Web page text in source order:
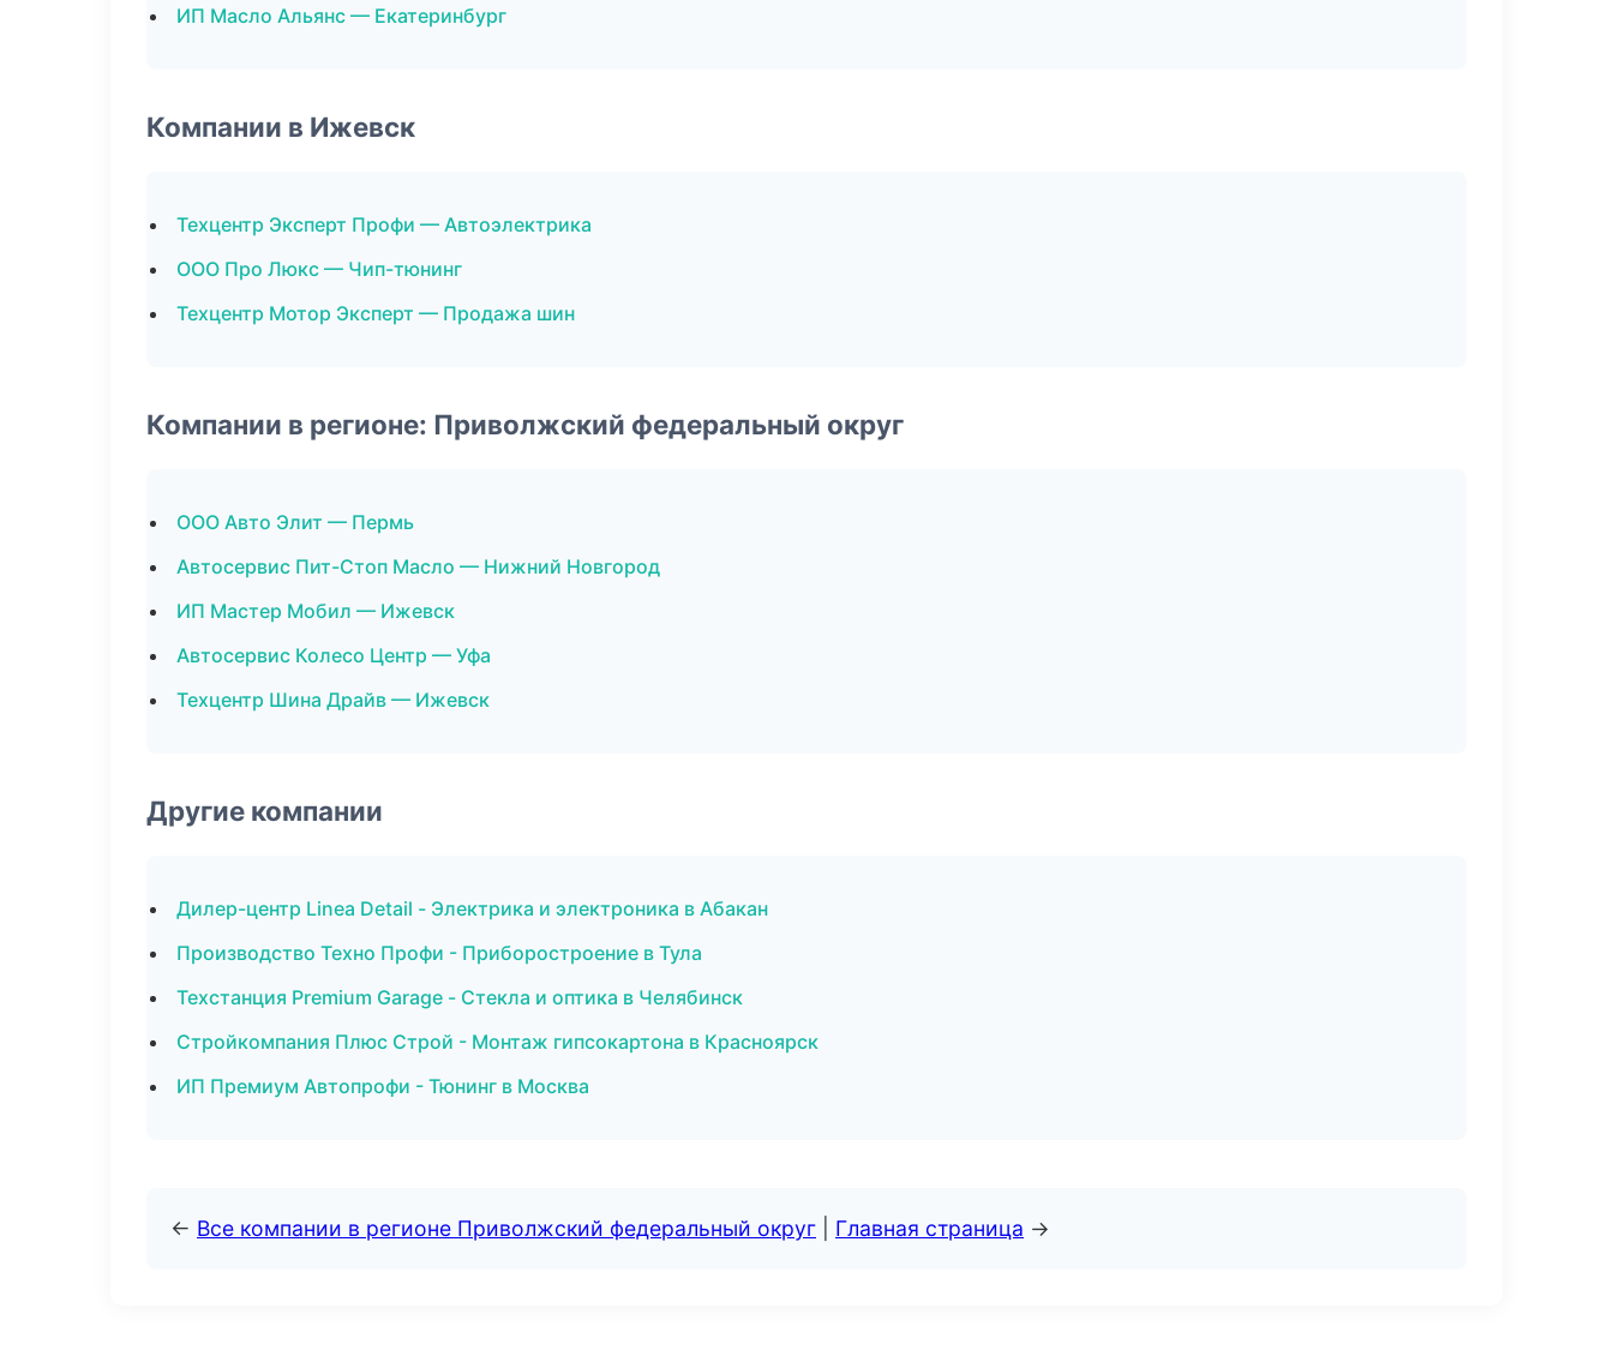
ИП Масло Альянс — Екатеринбург
Компании в Ижевск
Техцентр Эксперт Профи — Автоэлектрика
ООО Про Люкс — Чип-тюнинг
Техцентр Мотор Эксперт — Продажа шин
Компании в регионе: Приволжский федеральный округ
ООО Авто Элит — Пермь
Автосервис Пит-Стоп Масло — Нижний Новгород
ИП Мастер Мобил — Ижевск
Автосервис Колесо Центр — Уфа
Техцентр Шина Драйв — Ижевск
Другие компании
Дилер-центр Linea Detail - Электрика и электроника в Абакан
Производство Техно Профи - Приборостроение в Тула
Техстанция Premium Garage - Стекла и оптика в Челябинск
Стройкомпания Плюс Строй - Монтаж гипсокартона в Красноярск
ИП Премиум Автопрофи - Тюнинг в Москва
← Все компании в регионе Приволжский федеральный округ Главная страница →